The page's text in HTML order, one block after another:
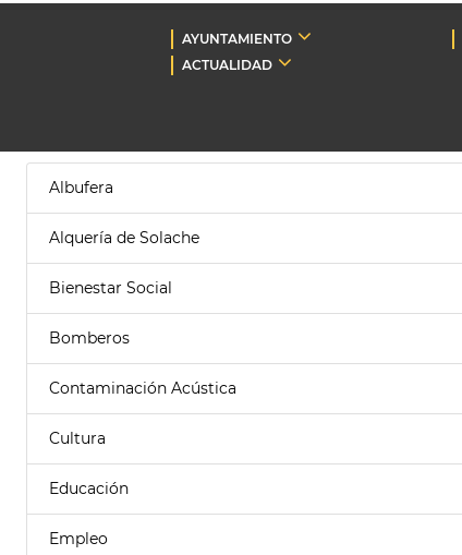
AYUNTAMIENTO
ACTUALIDAD
Albufera
Alquería de Solache
Bienestar Social
Bomberos
Contaminación Acústica
Cultura
Educación
Empleo